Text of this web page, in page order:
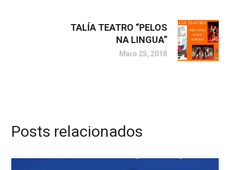
TALÍA TEATRO “PELOS
NA LINGUA”
Maio 25, 2018
Posts relacionados